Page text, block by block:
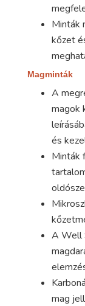
Minták
kőzet
Magminták
A
magok
és
Minták
A Well
mag